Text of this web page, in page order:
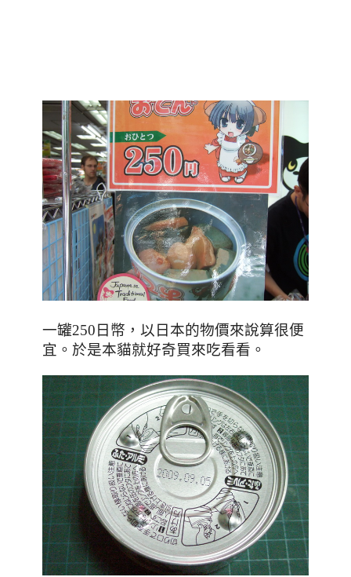
一罐250日幣 ，以日本的物價來說算很便
宜 。於是本貓就好奇買來吃看看 。